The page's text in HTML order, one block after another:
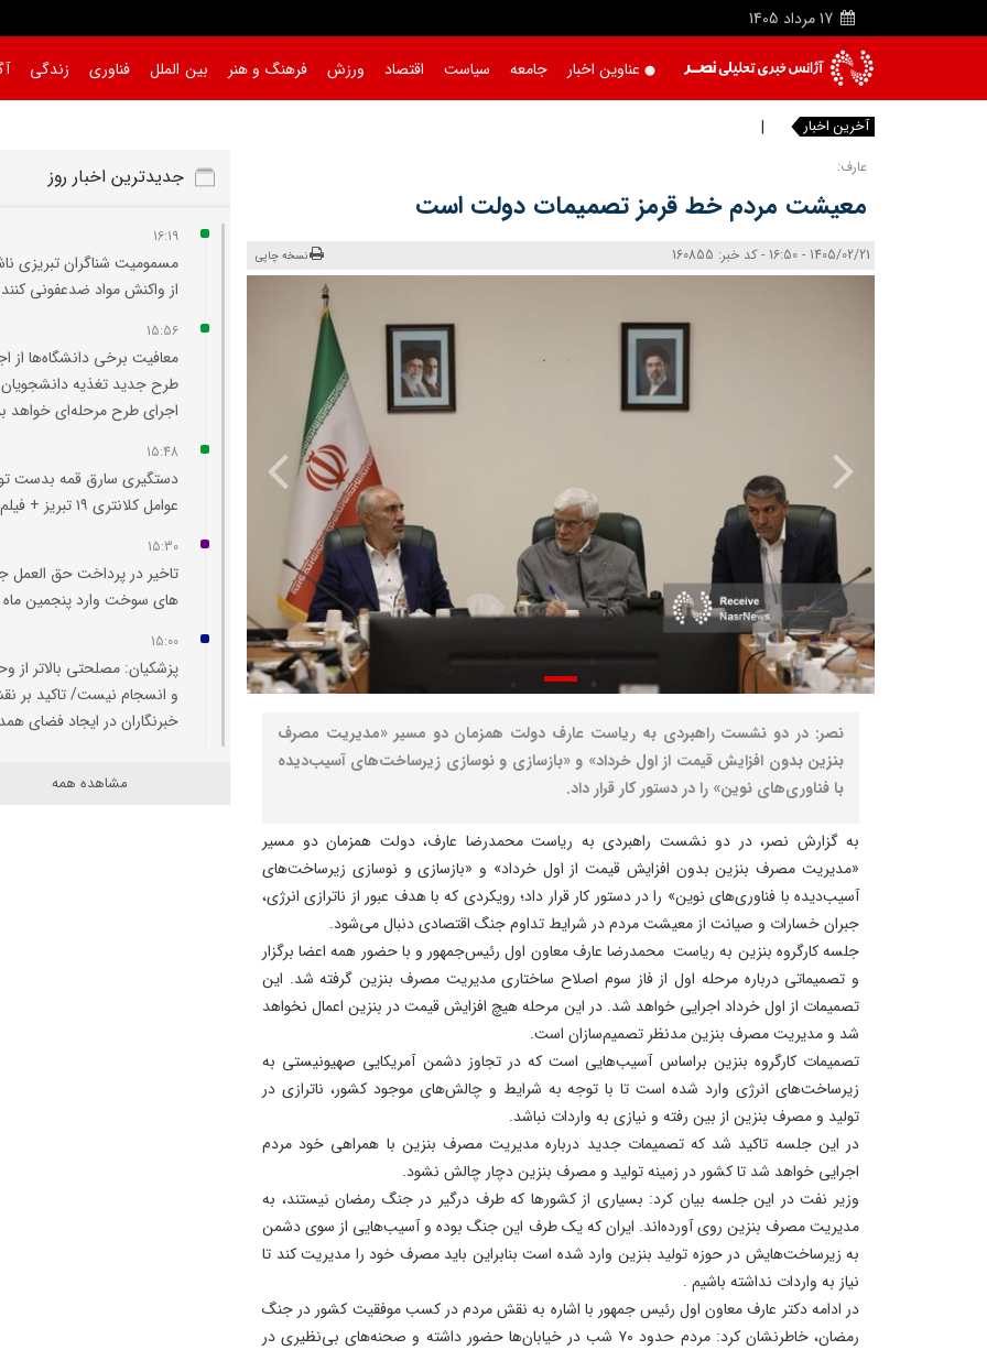
17 مرداد 1405
عناوین اخبار جامعه سیاست اقتصاد ورزش فرهنگ و هنر بین الملل فناوری زندگی
آخرین اخبار مسمومیت ش
عارف:
معیشت مردم خط قرمز تصمیمات دولت است
1405/02/21 - 16:50 - کد خبر: 160855 نسخه چاپی
نصر: در دو نشست راهبردی به ریاست عارف دولت همزمان دو مسیر «مدیریت مصرف
بنزین بدون افزایش قیمت از اول خرداد» و «بازسازی و نوسازی زیرساخت‌های آسیب‌دیده
با فناوری‌های نوین» را در دستور کار قرار داد.
به گزارش نصر، در دو نشست راهبردی به ریاست محمدرضا عارف، دولت همزمان دو مسیر
«مدیریت مصرف بنزین بدون افزایش قیمت از اول خرداد» و «بازسازی و نوسازی زیرساخت‌های
آسیب‌دیده با فناوری‌های نوین» را در دستور کار قرار داد؛ رویکردی که با هدف عبور از ناترازی انرژی،
جبران خسارات و صیانت از معیشت مردم در شرایط تداوم جنگ اقتصادی دنبال می‌شود.
جلسه کارگروه بنزین به ریاست محمدرضا عارف معاون اول رئیس‌جمهور و با حضور همه اعضا برگزار
و تصمیماتی درباره مرحله اول از فاز سوم اصلاح ساختاری مدیریت مصرف بنزین گرفته شد. این
تصمیمات از اول خرداد اجرایی خواهد شد. در این مرحله هیچ افزایش قیمت در بنزین اعمال نخواهد
شد و مدیریت مصرف بنزین مدنظر تصمیم‌سازان است.
تصمیمات کارگروه بنزین براساس آسیب‌هایی است که در تجاوز دشمن آمریکایی صهیونیستی به
زیرساخت‌های انرژی وارد شده است تا با توجه به شرایط و چالش‌های موجود کشور، ناترازی در
تولید و مصرف بنزین از بین رفته و نیازی به واردات نباشد.
در این جلسه تاکید شد که تصمیمات جدید درباره مدیریت مصرف بنزین با همراهی خود مردم
اجرایی خواهد شد تا کشور در زمینه تولید و مصرف بنزین دچار چالش نشود.
وزیر نفت در این جلسه بیان کرد: بسیاری از کشورها که طرف درگیر در جنگ رمضان نیستند، به
مدیریت مصرف بنزین روی آورده‌اند. ایران که یک طرف این جنگ بوده و آسیب‌هایی از سوی دشمن
به زیرساخت‌هایش در حوزه تولید بنزین وارد شده است بنابراین باید مصرف خود را مدیریت کند تا
نیاز به واردات نداشته باشیم .
در ادامه دکتر عارف معاون اول رئیس جمهور با اشاره به نقش مردم در کسب موفقیت کشور در جنگ
رمضان، خاطرنشان کرد: مردم حدود ۷۰ شب در خیابان‌ها حضور داشته و صحنه‌های بی‌نظیری در
جدیدترین اخبار روز
16:19
مسمومیت شناگران تبریزی
از واکنش مواد ضدعفونی‌
15:56
معافیت برخی دانشگاه‌ها از
طرح جدید تغذیه
اجرای طرح مرحله‌ای خواهد
15:48
دستگیری سارق قمه بدست
عوامل کلانتری ۱۹ تبريز + فیلم
15:30
تاخیر در پرداخت حق العمل
های سوخت وارد پنجمین
15:00
پزشکیان: مصلحتی بالاتر از
و انسجام نیست/ تاکید بر
خبرنگاران در ایجاد فضای
هشدار درباره تداوم تغییر
مشاهده همه